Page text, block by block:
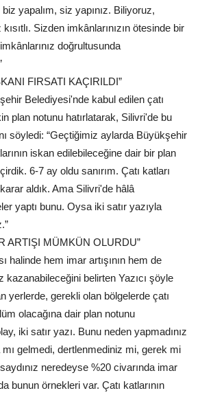
yapalım, siz yapınız. Biliyoruz,
Sizden imkânlarınızın ötesinde bir
doğrultusunda
FIRSATI KAÇIRILDI”
Belediyesi'nde kabul edilen çatı
plan notunu hatırlatarak, Silivri'de bu
söyledi: “Geçtiğimiz aylarda Büyükşehir
iskan edilebileceğine dair bir plan
6-7 ay oldu sanırım. Çatı katları
aldık. Ama Silivri'de hâlâ
yaptı bunu. Oysa iki satır yazıyla
ARTIŞI MÜMKÜN OLURDU”
halinde hem imar artışının hem de
kazanabileceğini belirten Yazıcı şöyle
yerlerde, gerekli olan bölgelerde çatı
olacağına dair plan notunu
iki satır yazı. Bunu neden yapmadınız
mı gelmedi, dertlenmediniz mi, gerek mi
neredeyse %20 civarında imar
bunun örnekleri var. Çatı katlarının